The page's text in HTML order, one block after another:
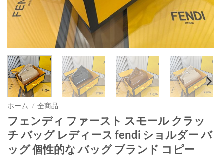
ホーム / 全商品
フェンディ ファースト スモール クラッ
チ バッグ レディース fendi ショルダー バ
ッグ 個性的な バッグ ブランド コピー